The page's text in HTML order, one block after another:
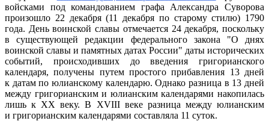
войсками под командованием графа Александра Суворова
произошло 22 декабря (11 декабря по старому стилю) 1790
года. День воинской славы отмечается 24 декабря, поскольку
в существующей редакции федерального закона "О днях
воинской славы и памятных датах России" даты исторических
событий, происходивших до введения григорианского
календаря, получены путем простого прибавления 13 дней
к датам по юлианскому календарю. Однако разница в 13 дней
между григорианским и юлианским календарями накопилась
лишь к XX веку. В XVIII веке разница между юлианским
и григорианским календарями составляла 11 суток.